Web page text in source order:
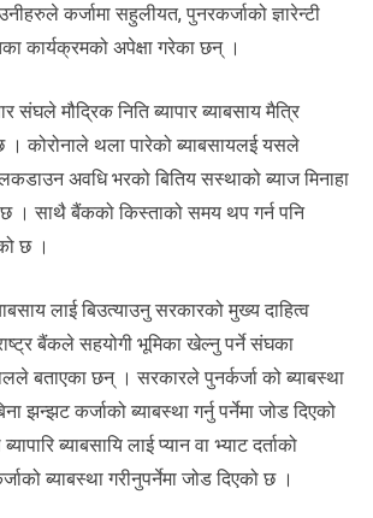
कर्जामा सहुलीयत, पुनरकर्जाको ज्ञारेन्टी
कार्यक्रमको अपेक्षा गरेका छन् ।
संघले मौद्रिक निति ब्यापार ब्याबसाय मैत्रि
। कोरोनाले थला पारेको ब्याबसायलई यसले
अवधि भरको बितिय सस्थाको ब्याज मिनाहा
छ । साथै बैंकको किस्ताको समय थप गर्न पनि
छ ।
लाई बिउत्याउनु सरकारको मुख्य दाहित्व
बैंकले सहयोगी भूमिका खेल्नु पर्ने संघका
बताएका छन् । सरकारले पुनर्कर्जा को ब्याबस्था
झन्झट कर्जाको ब्याबस्था गर्नु पर्नेमा जोड दिएको
ब्याबसायि लाई प्यान वा भ्याट दर्ताको
ब्याबस्था गरीनुपर्नेमा जोड दिएको छ ।